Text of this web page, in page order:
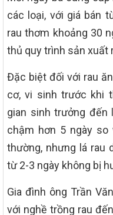
các loại, với giá bán
rau thơm khoảng 30
thủ quy trình sản xuất
Đặc biệt đối với rau
cơ, vi sinh trước khi
gian sinh trưởng đến
chậm hơn 5 ngày so
thường, nhưng lá rau
từ 2-3 ngày không bị
Gia đình ông Trần
với nghề trồng rau